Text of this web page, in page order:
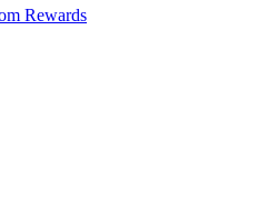
Rewards